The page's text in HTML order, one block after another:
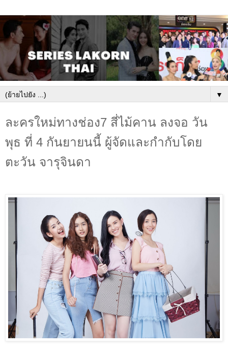
▼
ละครใหม่ทางช่อง7 สี่ไม้คาน ลงจอ วัน
พุธ ที่ 4 กันยายนนี้ ผู้จัดและกำกับโดย
ตะวัน จารุจินดา